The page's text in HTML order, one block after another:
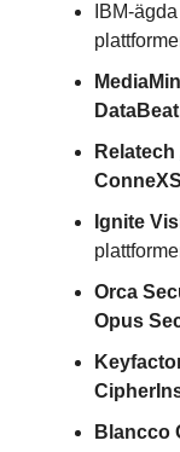
IBM-ägda
DataBeat
Relatech
Ignite
Orca
Opus
Blancco